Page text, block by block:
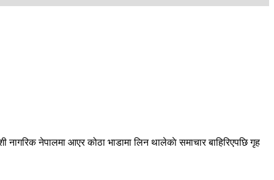
नेपालमा आएर कोठा भाडामा लिन थालेकाे समाचार बाहिरिएपछि गृह